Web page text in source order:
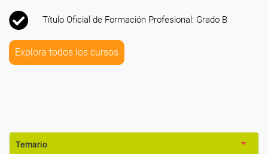
Título Oficial de Formación Profesional: Grado B
Explora todos los cursos
Temario